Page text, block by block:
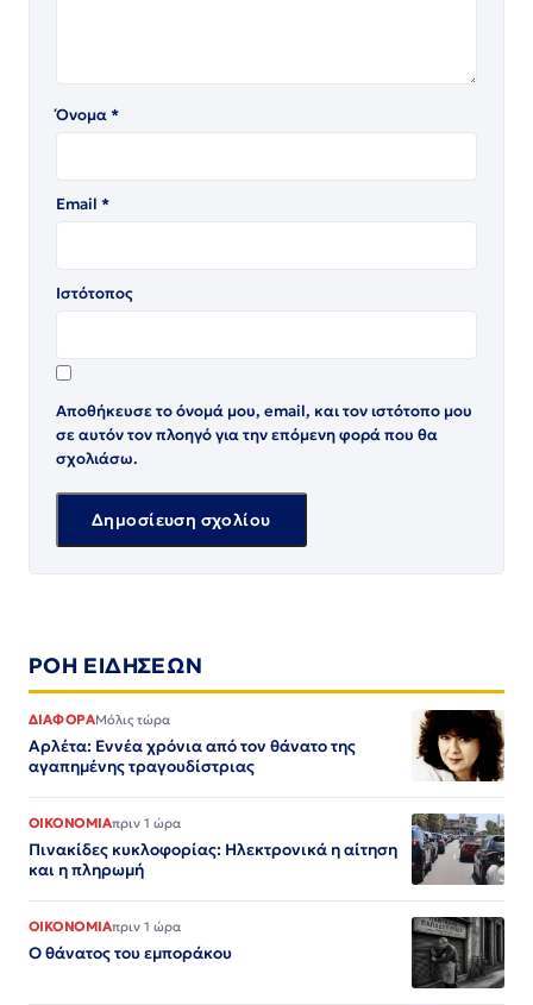
Όνομα*
Email *
Ιστότοπος
Αποθήκευσε το όνομά μου, email, και τον ιστότοπο μου
σε αυτόν τον πλοηγό για την επόμενη φορά που θα
σχολιάσω.
ΡΟΗ ΕΙΔΗΣΕΩΝ
ΔΙΑΦΟΡΑΜόλις τώρα
Αρλέτα: Εννέα χρόνια από τον θάνατο της
αγαπημένης τραγουδίστριας
ΟΙΚΟΝΟΜΙΑπριν 1 ώρα
Πινακίδες κυκλοφορίας: Ηλεκτρονικά η αίτηση
και η πληρωμή
ΟΙΚΟΝΟΜΙΑπριν 1 ώρα
Ο θάνατος του εμποράκου